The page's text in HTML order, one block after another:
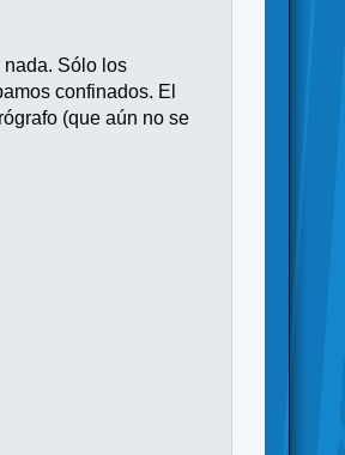
Sólo los
confinados. El
(que aún no se